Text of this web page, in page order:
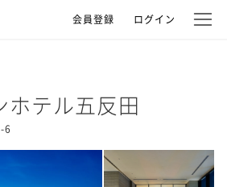
会員登録 ログイン
ホテル五反田
6